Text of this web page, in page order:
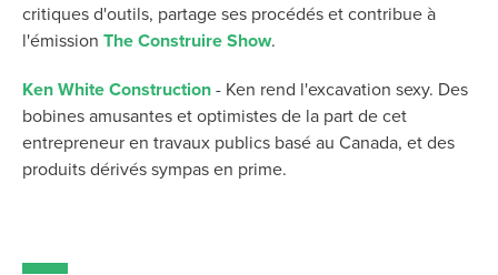
critiques d'outils, partage ses procédés et contribue à
l'émission The Construire Show.
Ken White Construction - Ken rend l'excavation sexy. Des
bobines amusantes et optimistes de la part de cet
entrepreneur en travaux publics basé au Canada, et des
produits dérivés sympas en prime.